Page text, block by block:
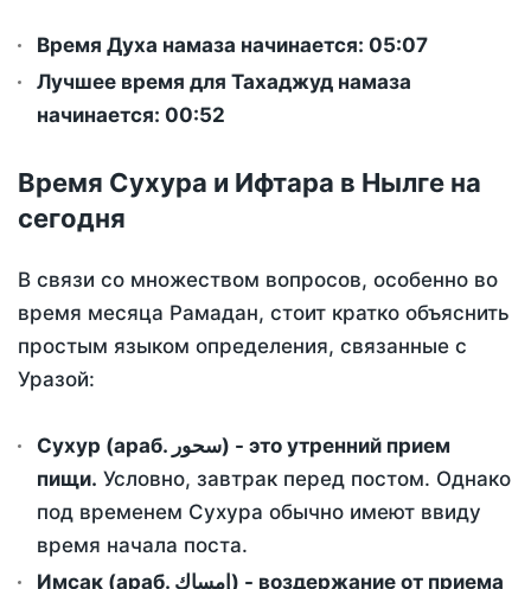
Время Духа намаза начинается: 05:07
Лучшее время для Тахаджуд намаза
начинается: 00:52
Время Сухура и Ифтара в Нылге на
сегодня
В связи со множеством вопросов, особенно во
время месяца Рамадан, стоит кратко объяснить
простым языком определения, связанные с
Уразой:
Сухур (араб. سحور) - это утренний прием
пищи. Условно, завтрак перед постом. Однако
под временем Сухура обычно имеют ввиду
время начала поста.
Имсак (араб. إمساك) - воздержание от приема